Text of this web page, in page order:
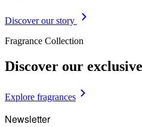
Discover our story
Fragrance Collection
Discover our
Explore fragrances
Newsletter